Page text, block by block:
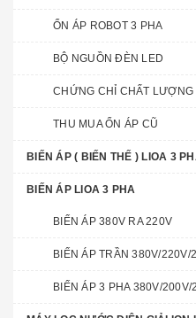
ỔN ÁP ROBOT 3 PHA
BỘ NGUỒN ĐÈN LED
CHỨNG CHỈ CHẤT LƯỢNG
THU MUA ỔN ÁP CŨ
BIẾN ÁP ( BIẾN THẾ ) LIOA 3
BIẾN ÁP LIOA 3 PHA
BIẾN ÁP 380V RA 220V
BIẾN ÁP TRẦN 380V/220V/
BIẾN ÁP 3 PHA 380V/200V/